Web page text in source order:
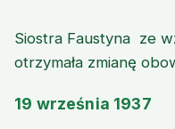
Siostra Faustyna ze
otrzymała zmianę
19 września 1937